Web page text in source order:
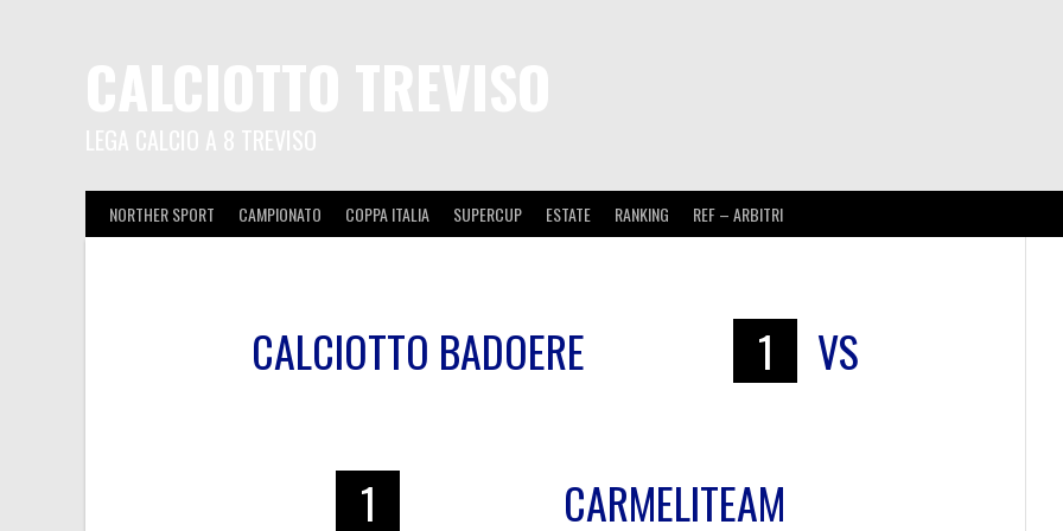
NORTHER SPORT CAMPIONATO COPPA ITALIA SUPERCUP ESTATE RANKING REF – ARBITRI
CALCIOTTO BADOERE 1 VS
1 CARMELITEAM